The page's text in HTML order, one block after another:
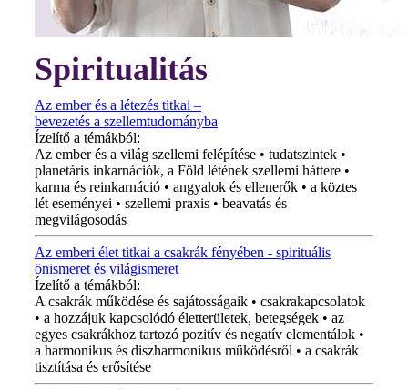
Spiritualitás
Az ember és a létezés titkai –
bevezetés a szellemtudományba
Ízelítő a témákból:
Az ember és a világ szellemi felépítése • tudatszintek •
planetáris inkarnációk, a Föld létének szellemi háttere •
karma és reinkarnáció • angyalok és ellenerők • a köztes
lét eseményei • szellemi praxis • beavatás és
megvilágosodás
Az emberi élet titkai a csakrák fényében - spirituális
önismeret és világismeret
Ízelítő a témákból:
A csakrák működése és sajátosságaik • csakrakapcsolatok
• a hozzájuk kapcsolódó életterületek, betegségek • az
egyes csakrákhoz tartozó pozitív és negatív elementálok •
a harmonikus és diszharmonikus működésről • a csakrák
tisztítása és erősítése